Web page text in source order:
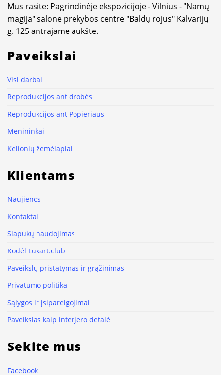
Mus rasite: Pagrindinėje ekspozicijoje - Vilnius - "Namų
magija" salone prekybos centre "Baldų rojus" Kalvarijų
g. 125 antrajame aukšte.
Paveikslai
Visi darbai
Reprodukcijos ant drobės
Reprodukcijos ant Popieriaus
Menininkai
Kelionių žemėlapiai
Klientams
Naujienos
Kontaktai
Slapukų naudojimas
Kodėl Luxart.club
Paveikslų pristatymas ir grąžinimas
Privatumo politika
Sąlygos ir įsipareigojimai
Paveikslas kaip interjero detalė
Sekite mus
Facebook